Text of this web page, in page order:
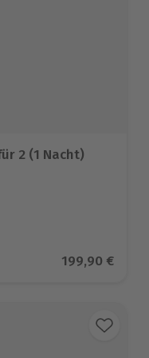
2 (1 Nacht)
BewertungenAktueller
199,90 €